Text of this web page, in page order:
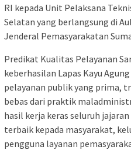
RI kepada Unit Pelaksana
Selatan yang berlangsung di
Jenderal Pemasyarakatan
Predikat Kualitas Pelayanan
keberhasilan Lapas Kayu
pelayanan publik yang prima,
bebas dari praktik
hasil kerja keras seluruh
terbaik kepada masyarakat,
pengguna layanan